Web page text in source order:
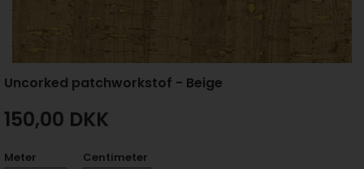
Uncorked patchworkstof - Beige
150,00 DKK
Meter Centimeter